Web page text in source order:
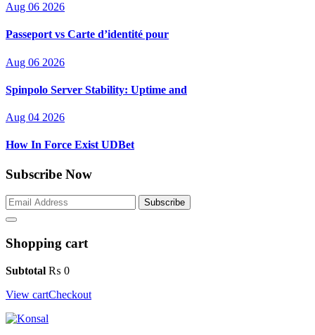
Aug 06 2026
Passeport vs Carte d’identité pour
Aug 06 2026
Spinpolo Server Stability: Uptime and
Aug 04 2026
How In Force Exist UDBet
Subscribe Now
Subscribe
Shopping cart
Subtotal ₨ 0
View cartCheckout